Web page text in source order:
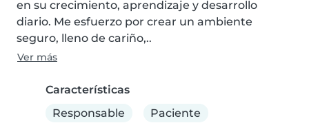
en su crecimiento, aprendizaje y desarrollo
diario. Me esfuerzo por crear un ambiente
seguro, lleno de cariño,..
Ver más
Características
Responsable
Paciente